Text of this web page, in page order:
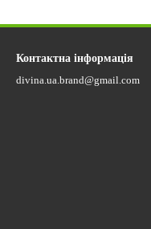
Контактна інформація
divina.ua.brand@gmail.com